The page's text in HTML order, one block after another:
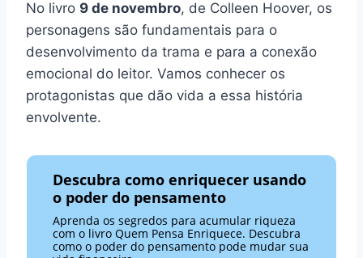
No livro 9 de novembro, de Colleen Hoover, os
personagens são fundamentais para o
desenvolvimento da trama e para a conexão
emocional do leitor. Vamos conhecer os
protagonistas que dão vida a essa história
envolvente.
Descubra como enriquecer usando
o poder do pensamento
Aprenda os segredos para acumular riqueza
com o livro Quem Pensa Enriquece. Descubra
como o poder do pensamento pode mudar sua